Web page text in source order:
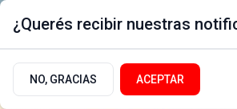
¿Querés recibir nuestras
NO, GRACIAS ACEPTAR